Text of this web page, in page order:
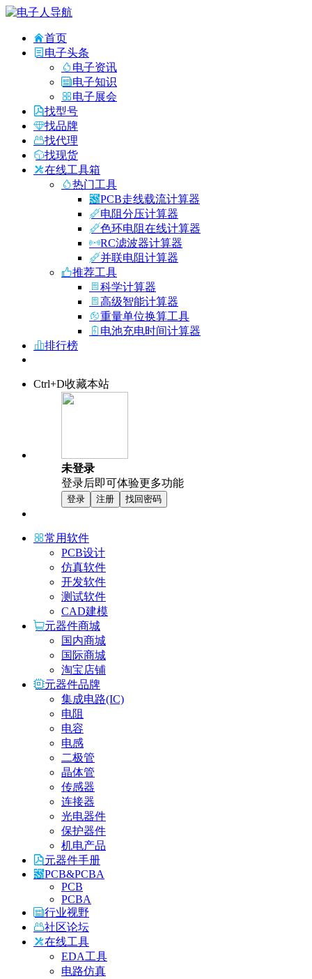
首页
电子头条
电子资讯
电子知识
电子展会
找型号
找品牌
找代理
找现货
在线工具箱
热门工具
PCB走线载流计算器
电阻分压计算器
色环电阻在线计算器
RC滤波器计算器
并联电阻计算器
推荐工具
科学计算器
高级智能计算器
重量单位换算工具
电池充电时间计算器
排行榜
Ctrl+D收藏本站
未登录
登录后即可体验更多功能
登录 注册 找回密码
常用软件
PCB设计
仿真软件
开发软件
测试软件
CAD建模
元器件商城
国内商城
国际商城
淘宝店铺
元器件品牌
集成电路(IC)
电阻
电容
电感
二极管
晶体管
传感器
连接器
光电器件
保护器件
机电产品
元器件手册
PCB&PCBA
PCB
PCBA
行业视野
社区论坛
在线工具
EDA工具
电路仿真